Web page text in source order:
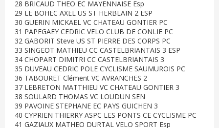
28 BRICAUD THEO EC MAYENNAISE Esp
29 LE BOHEC AXEL US ST HERBLAIN 2 ESP
30 GUERIN MICKAEL VC CHATEAU GONTIER PC
31 PAPEGAEY CEDRIC VELO CLUB DE CONLIE PC
32 GABORIT Steve US ST PIERRE DES CORPS PC
33 SINGEOT MATHIEU CC CASTELBRIANTAIS 3 ESP
34 CHOPART DIMITRI CC CASTELBRIANTAIS 3
35 DUVEAU CEDRIC POLE CYCLISME SAUMUROIS PC
36 TABOURET Clément VC AVRANCHES 2
37 LEBRETON MATTHIEU VC CHATEAU GONTIER 3
38 SOULARD THOMAS VC LOUDUN SEN
39 PAVOINE STEPHANE EC PAYS GUICHEN 3
40 CYPRIEN THIERRY ASPC LES PONTS CE CYCLISME PC
41 GAZIAUX MATHEO DURTAL VELO SPORT Esp